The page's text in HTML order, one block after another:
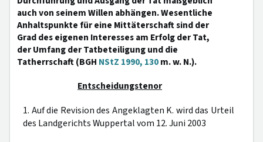
auch von seinem Willen abhängen. Wesentliche
Anhaltspunkte für eine Mittäterschaft sind der
Grad des eigenen Interesses am Erfolg der Tat,
der Umfang der Tatbeteiligung und die
Tatherrschaft (BGH NStZ 1990, 130m. w. N.).
Entscheidungstenor
1. Auf die Revision des Angeklagten K. wird das Urteil
des Landgerichts Wuppertal vom 12. Juni 2003